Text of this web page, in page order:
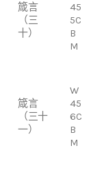
箴言
（三
十）
45
5C
B
M
箴言
（三十
一）
W
45
6C
B
M